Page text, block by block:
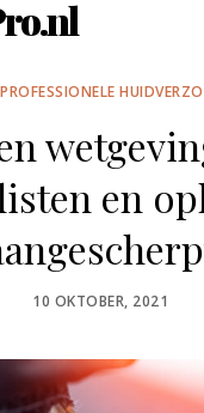
PROFESSIONELE
en
POSTED
10 OKTOBER, 2021